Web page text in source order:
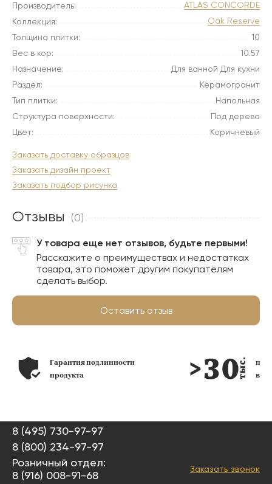
Производитель:
ATLAS CONCORDE
Коллекция:
Oak Reserve
Толщина плитки:
10
Вес в кор:
10.57
Назначение:
Для ванной Для кухни
Раздел:
Керамогранит
Тип плитки:
Напольная
Структура поверхности:
Под дерево
Цвет:
Коричневый
Заказать доставку образцов
Заказать дизайн проект
Заказать подбор рисунка
Отзывы (0)
У товара еще нет отзывов, будьте первыми!
Расскажите о преимуществах и недостатках
товара, это поможет другим покупателям
сделать выбор.
Оставить отзыв
Гарантия подлинности
продукта
в
8 (495) 730-97-97
8 (800) 234-97-97
Розничный отдел:
8 (916) 008-91-68
Заказать звонок